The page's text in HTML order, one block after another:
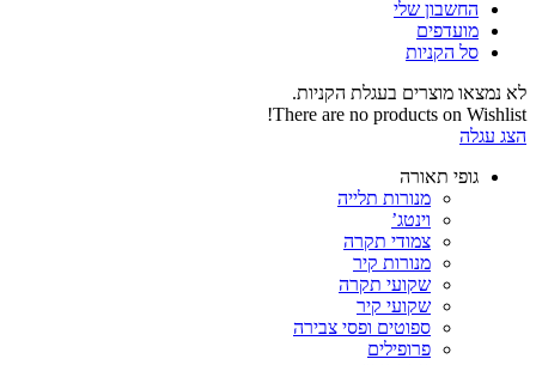
החשבון שלי‬
‫מועדפים‬‬
סל הקניות
לא נמצאו מוצרים בעגלת הקניות.
There are no products on Wishlist!
הצג עגלה
גופי תאורה
מנורות תלייה
וינטג’
צמודי תקרה
מנורות קיר
שקועי תקרה
שקועי קיר
ספוטים ופסי צבירה
פרופילים